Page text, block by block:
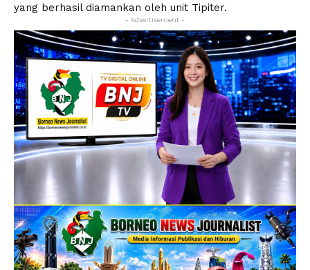
yang berhasil diamankan oleh unit Tipiter.
- Advertisement -